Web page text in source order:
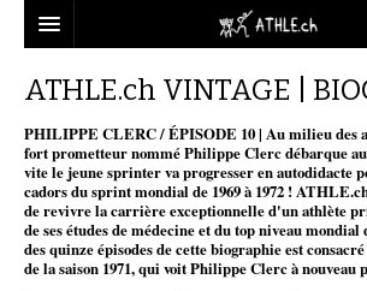
CHRONIQUES
TOUT
MICHEL HERREN
REPORTAGES
DOPAGE
STATISTIQUES
STATISTIQUES
MINIMA
PARTENAIRES
CNP
VIDEOS
ATHLE.ch VINTAGE |
PHILIPPE CLERC / ÉPISODE 10 | Au milieu des
fort prometteur nommé Philippe Clerc débarque
vite le jeune sprinter va progresser en autodidacte
cadors du sprint mondial de 1969 à 1972 !
de revivre la carrière exceptionnelle d'un athlète
de ses études de médecine et du top niveau
des quinze épisodes de cette biographie est
de la saison 1971, qui voit Philippe Clerc à nouveau